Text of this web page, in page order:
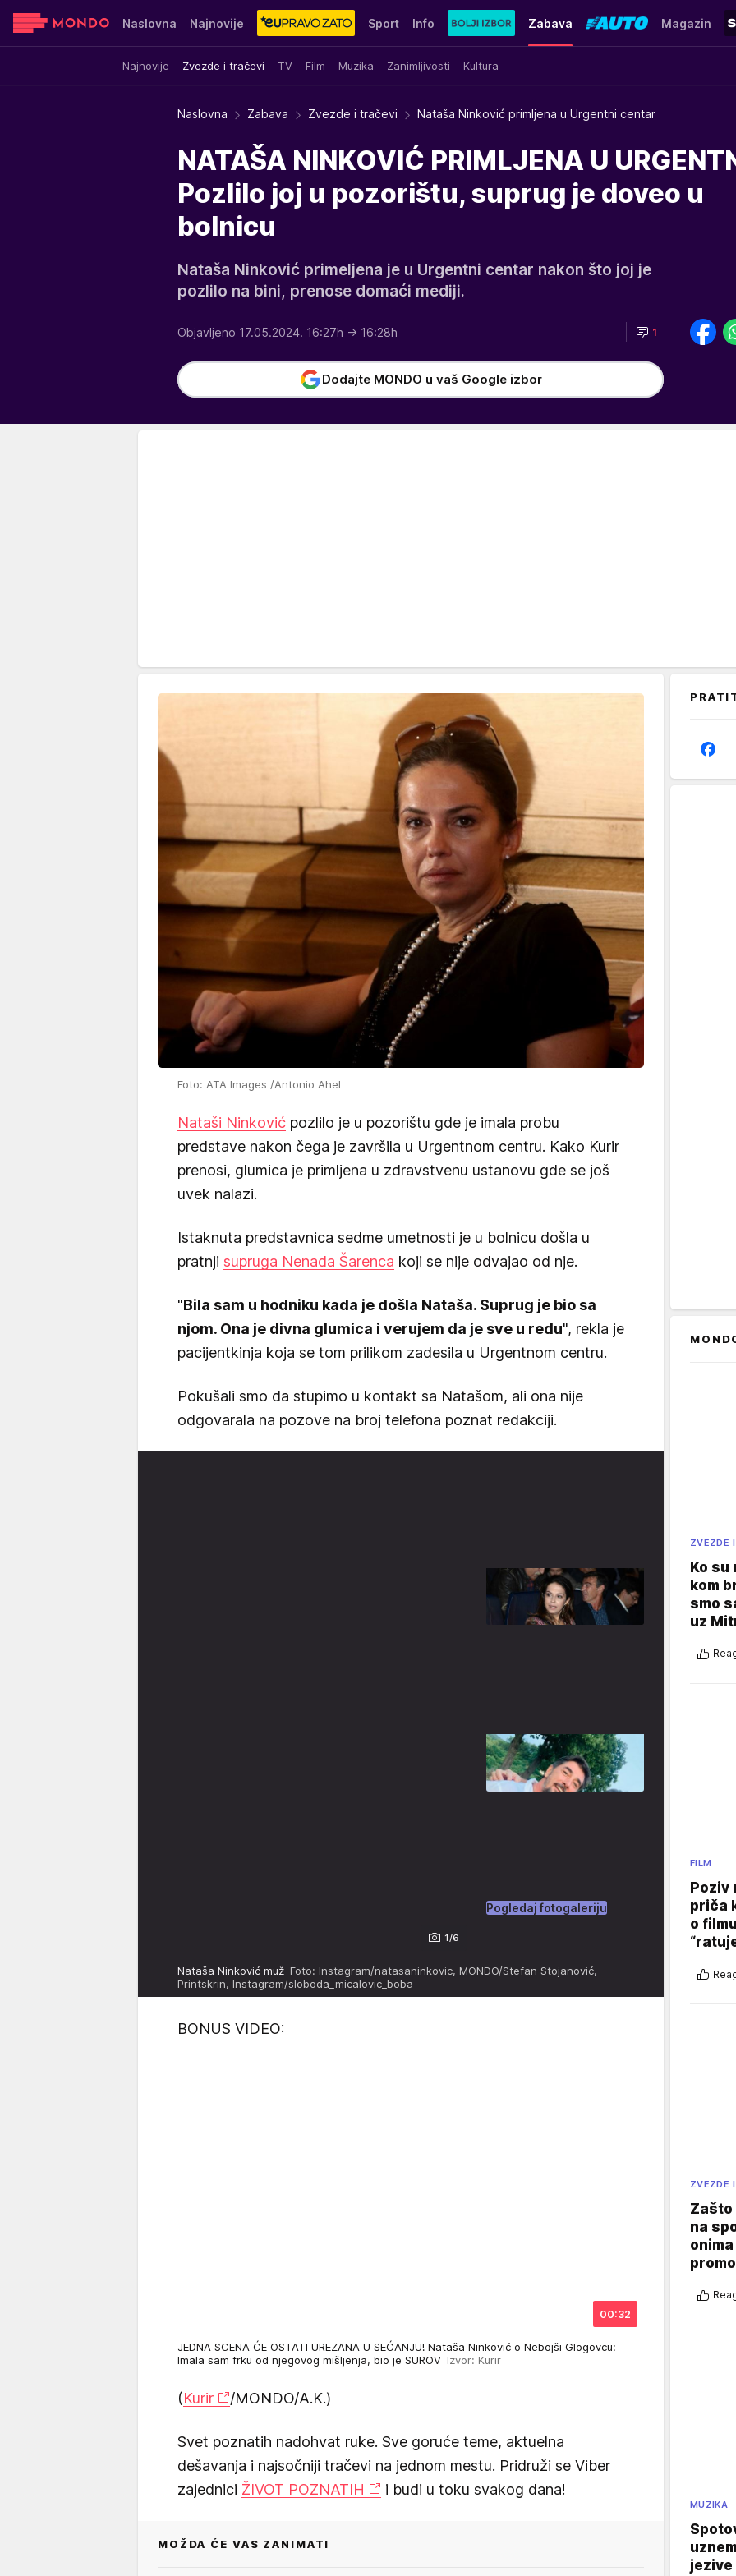
Naslovna Najnovije Sport Info Zabava
Najnovije Zvezde i tračevi TV Film Muzika Zanimljivosti Kultura
Magazin
Sensa Stvar ukusa Yumama
Naslovna Zabava Zvezde i tračevi Nataša Ninković primljena u Urgentni centar
NATAŠA NINKOVIĆ PRIMLJENA U
Pozlilo joj u pozorištu, suprug je doveo u
bolnicu
Nataša Ninković primeljena je u Urgentni centar nakon što joj je
pozlilo na bini, prenose domaći mediji.
Objavljeno 17.05.2024. 16:27h → 16:28h 1
Dodajte MONDO u vaš Google izbor
Foto: ATA Images /Antonio Ahel
Nataši Ninković pozlilo je u pozorištu gde je imala probu
predstave nakon čega je završila u Urgentnom centru. Kako Kurir
prenosi, glumica je primljena u zdravstvenu ustanovu gde se još
uvek nalazi.
Istaknuta predstavnica sedme umetnosti je u bolnicu došla u
pratnji supruga Nenada Šarenca koji se nije odvajao od nje.
"Bila sam u hodniku kada je došla Nataša. Suprug je bio sa
njom. Ona je divna glumica i verujem da je sve u redu", rekla je
pacijentkinja koja se tom prilikom zadesila u Urgentnom centru.
Pokušali smo da stupimo u kontakt sa Natašom, ali ona nije
odgovarala na pozove na broj telefona poznat redakciji.
1/6
Pogledaj fotogaleriju
Nataša Ninković muž Foto: Instagram/natasaninkovic, MONDO/Stefan Stojanović,
Printskrin, Instagram/sloboda_micalovic_boba
BONUS VIDEO:
00:32
JEDNA SCENA ĆE OSTATI UREZANA U SEĆANJU! Nataša Ninković o Nebojši Glogovcu:
Imala sam frku od njegovog mišljenja, bio je SUROV Izvor: Kurir
(Kurir /MONDO/A.K.)
Svet poznatih nadohvat ruke. Sve goruće teme, aktuelna
dešavanja i najsočniji tračevi na jednom mestu. Pridruži se Viber
zajednici ŽIVOT POZNATIH i budi u toku svakog dana!
MOŽDA ĆE VAS ZANIMATI
ZVEZDE
Ko su
kom
smo
uz
FILM
Poziv
priča
o
ZVEZDE
Zašto
na
MUZIKA
jezive